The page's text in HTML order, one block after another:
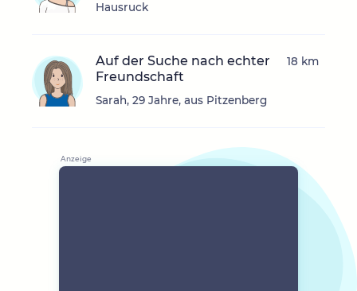
Hausruck
Auf der Suche nach echter
Freundschaft
Sarah, 29 Jahre, aus Pitzenberg
18 km